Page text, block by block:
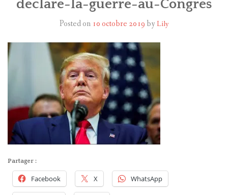
HARRY POTTER
LES ACTEURS
J.K. ROWLING
PRODUITS DÉRIVÉS
A PROPOS
declare-la-guerre-au-Congres
Posted on 10 octobre 2019by Lily
Partager :
Facebook X WhatsApp